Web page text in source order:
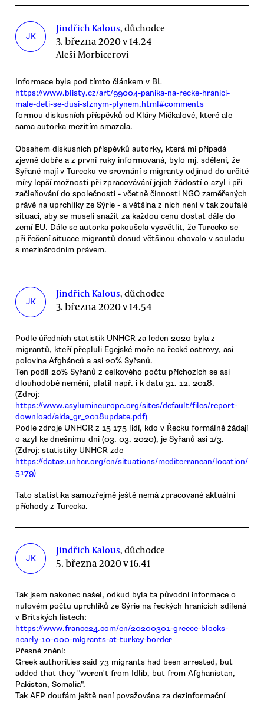
JK
Jindřich Kalous, důchodce
3. března 2020 v 14.24
Aleši Morbicerovi
Informace byla pod tímto článkem v BL
https://www.blisty.cz/art/99004-panika-na-recke-hranici-
male-deti-se-dusi-slznym-plynem.html#comments
formou diskusních příspěvků od Kláry Mičkalové, které ale
sama autorka mezitím smazala.
Obsahem diskusních příspěvků autorky, která mi připadá
zjevně dobře a z první ruky informovaná, bylo mj. sdělení, že
Syřané mají v Turecku ve srovnání s migranty odjinud do určité
míry lepší možnosti při zpracovávání jejich žádostí o azyl i při
začleňování do společnosti - včetně činnosti NGO zaměřených
právě na uprchlíky ze Sýrie - a většina z nich není v tak zoufalé
situaci, aby se museli snažit za každou cenu dostat dále do
zemí EU. Dále se autorka pokoušela vysvětlit, že Turecko se
při řešení situace migrantů dosud většinou chovalo v souladu
s mezinárodním právem.
JK
Jindřich Kalous, důchodce
3. března 2020 v 14.54
Podle úředních statistik UNHCR za leden 2020 byla z
migrantů, kteří přepluli Egejské moře na řecké ostrovy, asi
polovina Afghánců a asi 20% Syřanů.
Ten podíl 20% Syřanů z celkového počtu příchozích se asi
dlouhodobě nemění, platil např. i k datu 31. 12. 2018.
(Zdroj:
https://www.asylumineurope.org/sites/default/files/report-
download/aida_gr_2018update.pdf)
Podle zdroje UNHCR z 15 175 lidí, kdo v Řecku formálně žádají
o azyl ke dnešnímu dni (03. 03. 2020), je Syřanů asi 1/3.
(Zdroj: statistiky UNHCR zde
https://data2.unhcr.org/en/situations/mediterranean/location/
5179)
Tato statistika samozřejmě ještě nemá zpracované aktuální
příchody z Turecka.
JK
Jindřich Kalous, důchodce
5. března 2020 v 16.41
Tak jsem nakonec našel, odkud byla ta původní informace o
nulovém počtu uprchlíků ze Sýrie na řeckých hranicích sdílená
v Britských listech:
https://www.france24.com/en/20200301-greece-blocks-
nearly-10-000-migrants-at-turkey-border
Přesné znění:
Greek authorities said 73 migrants had been arrested, but
added that they "weren't from Idlib, but from Afghanistan,
Pakistan, Somalia".
Tak AFP doufám ještě není považována za dezinformační